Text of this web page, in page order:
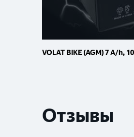
VOLAT BIKE (AGM) 7 A/h,
Отзывы